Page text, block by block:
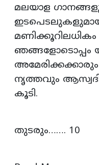
മലയാള
ഞങ്ങളോടൊപ്പം
നൃത്തവും
കൂടി.
തുടരും……. 10